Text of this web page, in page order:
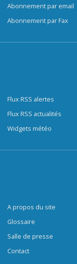
Abonnement par email
Abonnement par Fax
Flux RSS alertes
Flux RSS actualités
Widgets météo
A propos du site
Glossaire
Salle de presse
Contact